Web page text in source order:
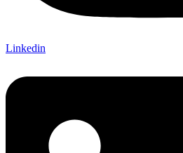
Linkedin